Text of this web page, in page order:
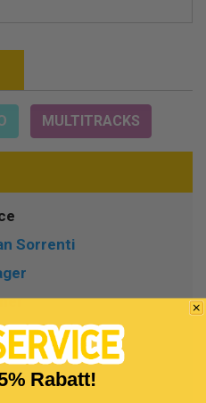
MULTITRACKS
Sorrenti
Rabatt!